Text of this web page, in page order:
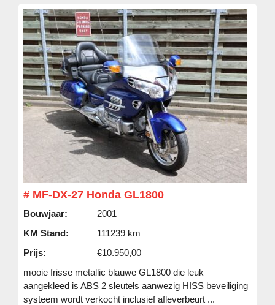
# MF-DX-27 Honda GL1800
Bouwjaar:
2001
KM Stand:
111239 km
Prijs:
€10.950,00
mooie frisse metallic blauwe GL1800 die leuk
aangekleed is ABS 2 sleutels aanwezig HISS beveiliging
systeem wordt verkocht inclusief afleverbeurt ...